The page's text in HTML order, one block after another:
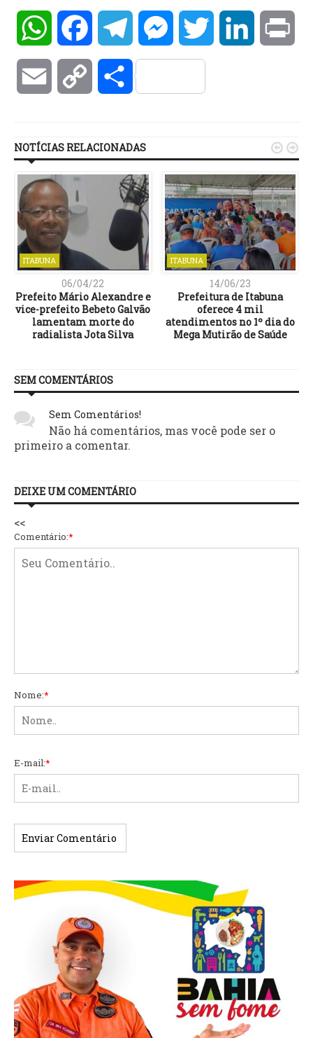
WhatsAppFacebookTelegramMessengerTwitter LinkedIn
Email Copy Compartilhar
NOTÍCIAS RELACIONADAS
ITABUNA
06/04/22
Prefeito Mário Alexandre e
vice-prefeito Bebeto Galvão
lamentam morte do
radialista Jota Silva
ITABUNA
14/06/23
Prefeitura de Itabuna
oferece 4 mil
atendimentos no 1º dia do
Mega Mutirão de Saúde
 
SEM COMENTÁRIOS
Sem Comentários!
Não há comentários, mas você pode ser o
primeiro a comentar.
DEIXE UM COMENTÁRIO
<<
Comentário:*
Nome:*
E-mail:*